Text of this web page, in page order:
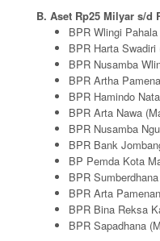
B. Aset Rp25 Milyar s/d
BPR Wlingi
BPR Harta Swadiri
BPR Nusamba
BPR Artha
BPR Hamindo
BPR Arta Nawa
BPR Nusamba
BPR Bank
BP Pemda Kota
BPR
BPR Arta
BPR Bina Reksa
BPR Sapadhana